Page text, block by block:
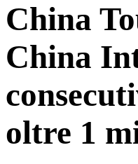
China
China
oltre 1